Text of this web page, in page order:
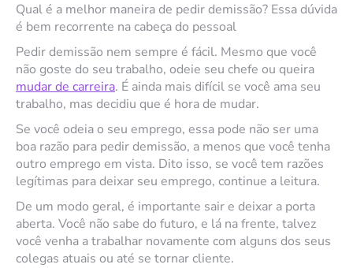
Qual é a melhor maneira de pedir demissão? Essa dúvida
é bem recorrente na cabeça do pessoal
Pedir demissão nem sempre é fácil. Mesmo que você
não goste do seu trabalho, odeie seu chefe ou queira
mudar de carreira. É ainda mais difícil se você ama seu
trabalho, mas decidiu que é hora de mudar.
Se você odeia o seu emprego, essa pode não ser uma
boa razão para pedir demissão, a menos que você tenha
outro emprego em vista. Dito isso, se você tem razões
legítimas para deixar seu emprego, continue a leitura.
De um modo geral, é importante sair e deixar a porta
aberta. Você não sabe do futuro, e lá na frente, talvez
você venha a trabalhar novamente com alguns dos seus
colegas atuais ou até se tornar cliente.